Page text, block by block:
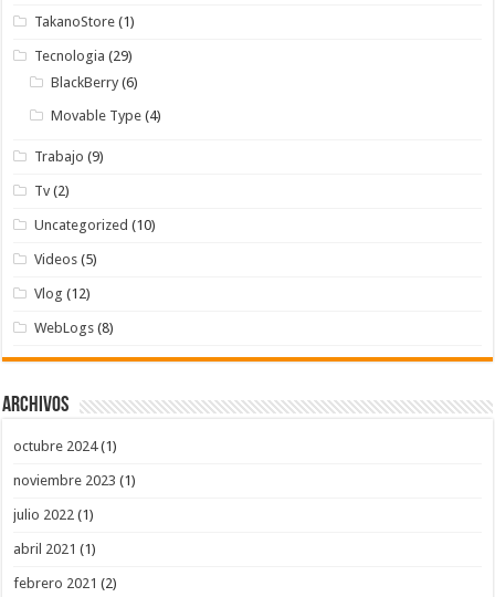
TakanoStore (1)
Tecnologia (29)
BlackBerry (6)
Movable Type (4)
Trabajo (9)
Tv (2)
Uncategorized (10)
Videos (5)
Vlog (12)
WebLogs (8)
Archivos
octubre 2024(1)
noviembre 2023 (1)
julio 2022 (1)
abril 2021 (1)
febrero 2021 (2)